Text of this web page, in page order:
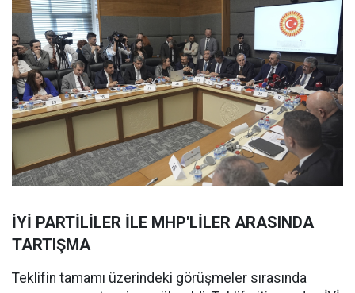
İYİ PARTİLİLER İLE MHP'LİLER ARASINDA
TARTIŞMA
Teklifin tamamı üzerindeki görüşmeler sırasında